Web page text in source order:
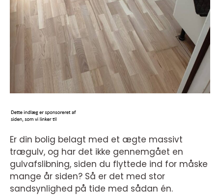
Er din bolig belagt med et ægte massivt
trægulv, og har det ikke gennemgået en
gulvafslibning, siden du flyttede ind for måske
mange år siden? Så er det med stor
sandsynlighed på tide med sådan én.